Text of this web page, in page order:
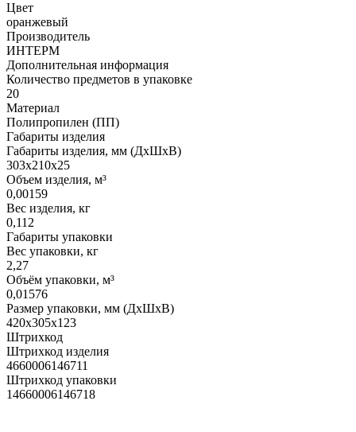
Цвет
оранжевый
Производитель
ИНТЕРМ
Дополнительная информация
Количество предметов в упаковке
20
Материал
Полипропилен (ПП)
Габариты изделия
Габариты изделия, мм (ДхШхВ)
303х210х25
Объем изделия, м³
0,00159
Вес изделия, кг
0,112
Габариты упаковки
Вес упаковки, кг
2,27
Объём упаковки, м³
0,01576
Размер упаковки, мм (ДхШхВ)
420х305х123
Штрихкод
Штрихкод изделия
4660006146711
Штрихкод упаковки
14660006146718